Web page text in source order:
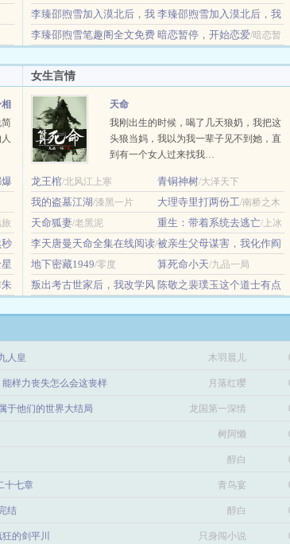
名
李臻邵煦雪加入漠北后，我
建立帝国笔趣阁无弹窗/佚名
李臻邵煦雪加入漠北后，我
建立帝国笔趣阁无弹窗最新
李臻邵煦雪笔趣阁全文免费 暗恋暂停，开始恋爱/暗恋暂
女生言情
天命
我刚出生的时候，喝了几天狼奶，我把这
头狼当妈，我以为我一辈子见不到她，直
到有一个女人过来找我…
龙王棺/北风江上寒 青铜神树/大泽天下
我的盗墓江湖/漆黑一片 大理寺里打两份工/南桥之木
天命狐妻/老黑泥 重生：带着系统去逃亡/上冰
摇天
李天唐曼天命全集在线阅读/
九品一局
被亲生父母谋害，我化作阎
王归来/夜黑羽
地下密藏1949/零度 算死命小天/九品一局
叛出考古世家后，我改学风 陈敬之裴璞玉这个道士有点
人皇 木羽晨儿
样力丧失怎么会这丧样 月落红嘤
于他们的世界大结局 龙国第一深情
树阿懒
醇白
十七章 青鸟宴
结 醇白
的剑平川 只身闯小说